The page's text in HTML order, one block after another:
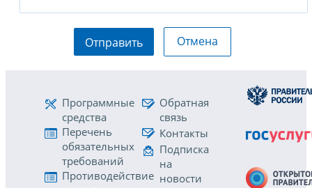
Отправить Отмена
Программные
средства
Перечень
обязательных
требований
Противодействие
Обратная
связь
Контакты
Подписка
на
новости